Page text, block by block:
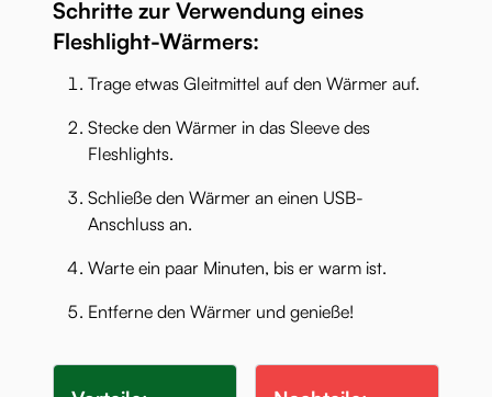
Schritte zur Verwendung eines
Fleshlight-Wärmers:
Trage etwas Gleitmittel auf den Wärmer auf.
Stecke den Wärmer in das Sleeve des
Fleshlights.
Schließe den Wärmer an einen USB-
Anschluss an.
Warte ein paar Minuten, bis er warm ist.
Entferne den Wärmer und genieße!